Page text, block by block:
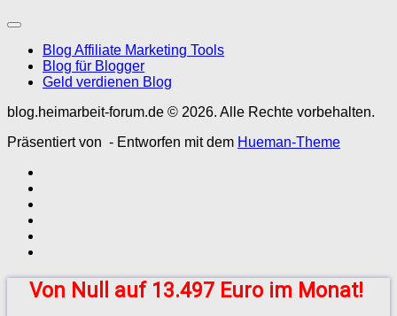
Blog Affiliate Marketing Tools
Blog für Blogger
Geld verdienen Blog
blog.heimarbeit-forum.de © 2026. Alle Rechte vorbehalten.
Präsentiert von - Entworfen mit dem Hueman-Theme
Von Null auf 13.497 Euro im Monat!